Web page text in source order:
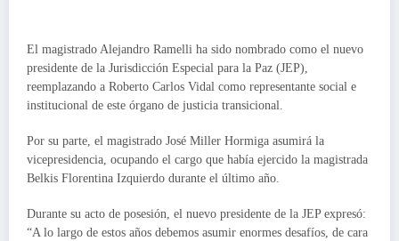
El magistrado Alejandro Ramelli ha sido nombrado como el nuevo
presidente de la Jurisdicción Especial para la Paz (JEP),
reemplazando a Roberto Carlos Vidal como representante social e
institucional de este órgano de justicia transicional.
Por su parte, el magistrado José Miller Hormiga asumirá la
vicepresidencia, ocupando el cargo que había ejercido la magistrada
Belkis Florentina Izquierdo durante el último año.
Durante su acto de posesión, el nuevo presidente de la JEP expresó:
“A lo largo de estos años debemos asumir enormes desafíos, de cara